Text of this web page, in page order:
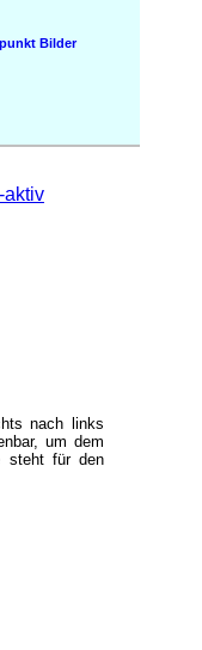
Bilder
nach links
um dem
steht für den